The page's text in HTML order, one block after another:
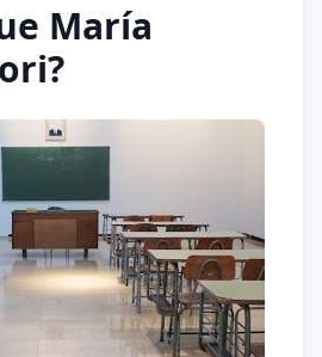
María